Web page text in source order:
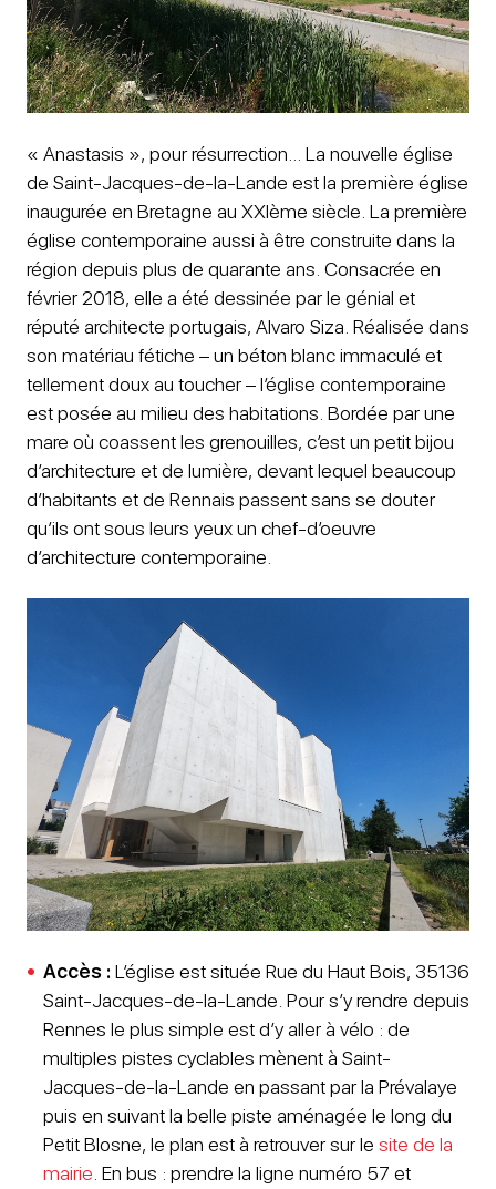
« Anastasis », pour résurrection… La nouvelle église
de Saint-Jacques-de-la-Lande est la première église
inaugurée en Bretagne au XXIème siècle. La première
église contemporaine aussi à être construite dans la
région depuis plus de quarante ans. Consacrée en
février 2018, elle a été dessinée par le génial et
réputé architecte portugais, Alvaro Siza. Réalisée dans
son matériau fétiche – un béton blanc immaculé et
tellement doux au toucher – l’église contemporaine
est posée au milieu des habitations. Bordée par une
mare où coassent les grenouilles, c’est un petit bijou
d’architecture et de lumière, devant lequel beaucoup
d’habitants et de Rennais passent sans se douter
qu’ils ont sous leurs yeux un chef-d’oeuvre
d’architecture contemporaine.
Accès :L’église est située Rue du Haut Bois, 35136
Saint-Jacques-de-la-Lande. Pour s’y rendre depuis
Rennes le plus simple est d’y aller à vélo : de
multiples pistes cyclables mènent à Saint-
Jacques-de-la-Lande en passant par la Prévalaye
puis en suivant la belle piste aménagée le long du
Petit Blosne, le plan est à retrouver sur le site de la
mairie . En bus : prendre la ligne numéro 57 et